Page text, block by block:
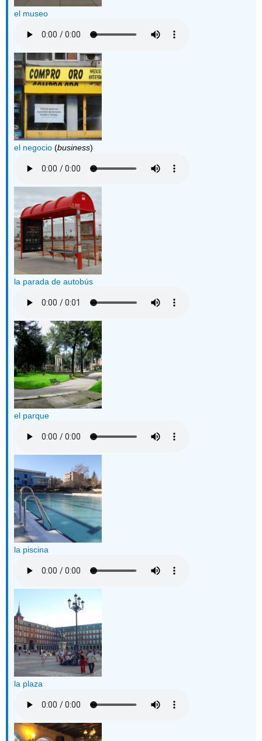
el museo
el negocio (business)
la parada de autobús
el parque
la piscina
la plaza